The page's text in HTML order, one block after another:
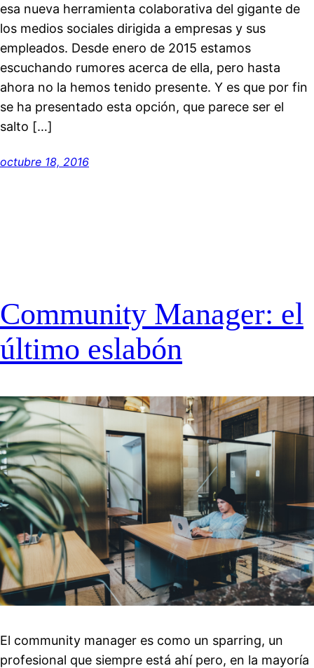
esa nueva herramienta colaborativa del gigante de
los medios sociales dirigida a empresas y sus
empleados. Desde enero de 2015 estamos
escuchando rumores acerca de ella, pero hasta
ahora no la hemos tenido presente. Y es que por fin
se ha presentado esta opción, que parece ser el
salto […]
octubre 18, 2016
Community Manager: el
último eslabón
El community manager es como un sparring, un
profesional que siempre está ahí pero, en la mayoría